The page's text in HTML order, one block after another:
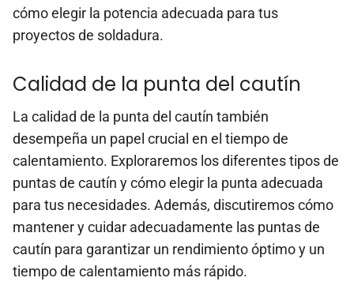
cómo elegir la potencia adecuada para tus
proyectos de soldadura.
Calidad de la punta del cautín
La calidad de la punta del cautín también
desempeña un papel crucial en el tiempo de
calentamiento. Exploraremos los diferentes tipos de
puntas de cautín y cómo elegir la punta adecuada
para tus necesidades. Además, discutiremos cómo
mantener y cuidar adecuadamente las puntas de
cautín para garantizar un rendimiento óptimo y un
tiempo de calentamiento más rápido.